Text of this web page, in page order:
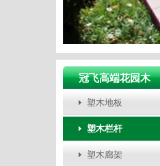
冠飞高端花园木
塑木地板
塑木栏杆
塑木廊架